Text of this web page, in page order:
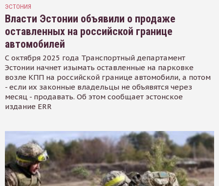
ЭСТОНИЯ
Власти Эстонии объявили о продаже
оставленных на российской границе
автомобилей
С октября 2025 года Транспортный департамент
Эстонии начнет изымать оставленные на парковке
возле КПП на российской границе автомобили, а потом
- если их законные владельцы не объявятся через
месяц - продавать. Об этом сообщает эстонское
издание ERR